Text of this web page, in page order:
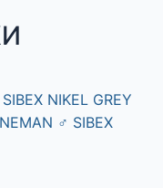
SIBEX NIKEL GREY
♂ SIBEX